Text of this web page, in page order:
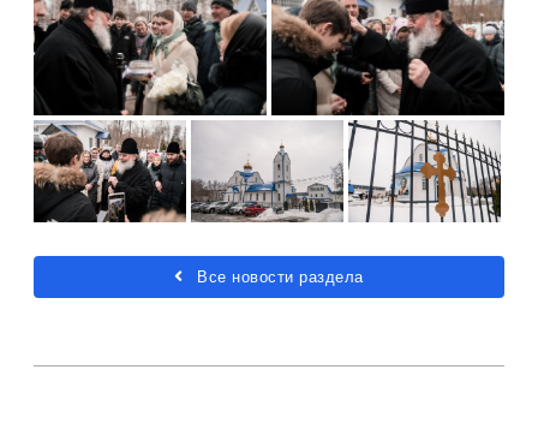
Все новости раздела